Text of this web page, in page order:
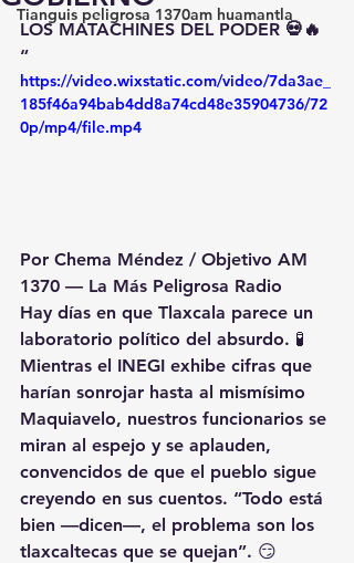
Tianguis peligrosa 1370am huamantla
LOS MATACHINES DEL PODER 💀🔥
“
https://video.wixstatic.com/video/7da3ae_
185f46a94bab4dd8a74cd48e35904736/72
0p/mp4/file.mp4
Por Chema Méndez / Objetivo AM
1370 — La Más Peligrosa Radio
Hay días en que Tlaxcala parece un
laboratorio político del absurdo. 🧪
Mientras el INEGI exhibe cifras que
harían sonrojar hasta al mismísimo
Maquiavelo, nuestros funcionarios se
miran al espejo y se aplauden,
convencidos de que el pueblo sigue
creyendo en sus cuentos. “Todo está
bien —dicen—, el problema son los
tlaxcaltecas que se quejan”. 😏